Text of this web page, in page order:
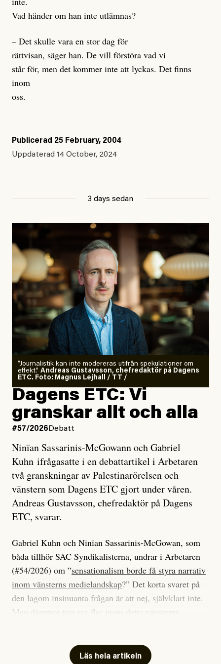
Vad händer om han inte utlämnas?
– Det skulle vara en stor dag för
rättvisan, säger han. De vill förstöra vad vi
står för, men det kommer inte att lyckas. Det finns
inom
oss.
Publicerad 25 February, 2004
Uppdaterad 14 October, 2024
3 days sedan
”Journalistik kan inte modereras utifrån spekulationer om
effekt.” Andreas Gustavsson, chefredaktör på Dagens
ETC. Foto: Magnus Lejhall / TT /
Dagens ETC: Vi
granskar allt och alla
#57/2026 Debatt
Ninïan Sassarinis-McGowann och Gabriel
Kuhn ifrågasatte i en debattartikel i Arbetaren
två granskningar av Palestinarörelsen och
vänstern som Dagens ETC gjort under våren.
Andreas Gustavsson, chefredaktör på Dagens
ETC, svarar.
Gabriel Kuhn och Ninïan Sassarinis-McGowan, som
båda tillhör SAC Syndikalisterna, undrar i Arbetaren
(#54/2026) om ”sensationalism borde få styra narrativ
inom vänsterns medielandskap?” Det korta svaret på
den lagom insinuanta frågan är att nej, självklart inte.
Men däremot tror jag fler inom detta vänsterns
journalistik som vänder sig till många snarare än att
Läs hela artikeln